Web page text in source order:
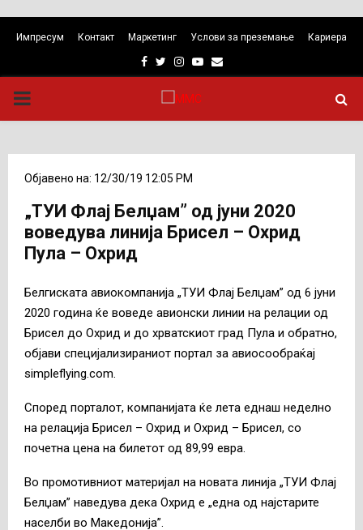
Импресум Контакт Маркетинг Услови за преземање Кариера
Facebook
TwitterInstagram
Youtube
Email
PRIMARY
Објавено на: 12/30/19 12:05 PM
„ТУИ Флај Белџам” од јуни 2020
воведува линија Брисел – Охрид
Пула – Охрид
Белгиската авиокомпанија „ТУИ Флај Белџам” од 6 јуни
2020 година ќе воведе авионски линии на релации од
Брисел до Охрид и до хрватскиот град Пула и обратно,
објави специјализираниот портал за авиосообраќај
simpleflying.com.
Според порталот, компанијата ќе лета еднаш неделно
на релација Брисел – Охрид и Охрид – Брисел, со
почетна цена на билетот од 89,99 евра.
Во промотивниот материјал на новата линија „ТУИ Флај
Белџам” наведува дека Охрид е „една од најстарите
населби во Македонија”.